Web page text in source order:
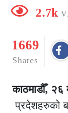
2.7k
1669
Shares
काठमाडौँ, २६
प्रदेशहरुको